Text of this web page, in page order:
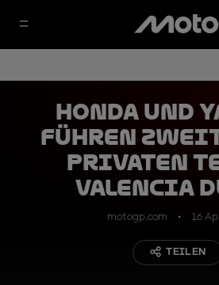
Honda und
führen
privaten
Valencia
motogp.com 16
TEILEN